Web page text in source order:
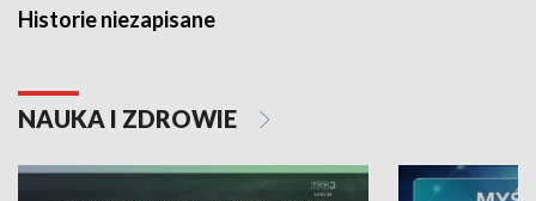
Historie niezapisane
NAUKA I ZDROWIE